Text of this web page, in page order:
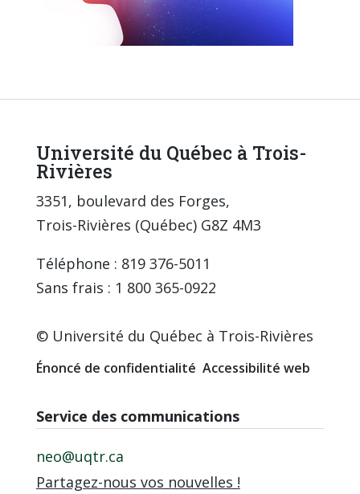
Université du Québec à Trois-
Rivières
3351, boulevard des Forges,
Trois-Rivières (Québec) G8Z 4M3
Téléphone : 819 376-5011
Sans frais : 1 800 365-0922
© Université du Québec à Trois-Rivières
Énoncé de confidentialité Accessibilité web
Service des communications
neo@uqtr.ca
Partagez-nous vos nouvelles !